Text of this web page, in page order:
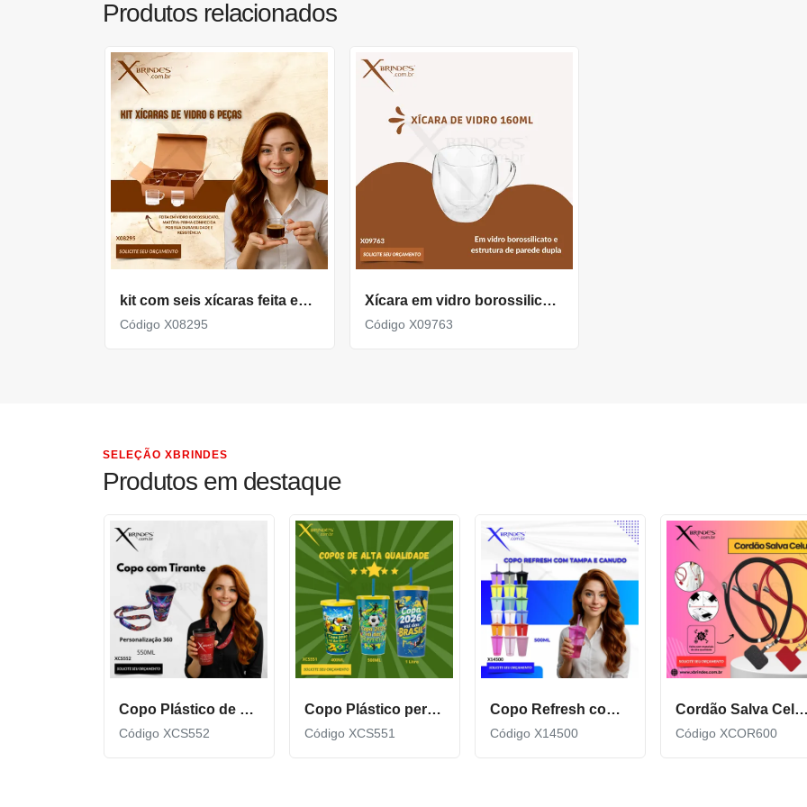
Produtos relacionados
kit com seis xícaras feita em vidro borossilicato com Capacidade de 100ML cada X08295
Código X08295
Xícara em vidro borossilicato com capacidade para até 160ml X09763
Código X09763
SELEÇÃO XBRINDES
Produtos em destaque
Copo Plástico de 550 ML com Tirante Personalizado XCS552
Código XCS552
Copo Plástico personalizado In Mold Label 360 XCS551
Código XCS551
Copo Refresh com Tampa e Canudo possui capacidade de 500ml X14500
Código X14500
Cordão Salva Celular Universal De Qualidade Xcor600
Código XCOR600